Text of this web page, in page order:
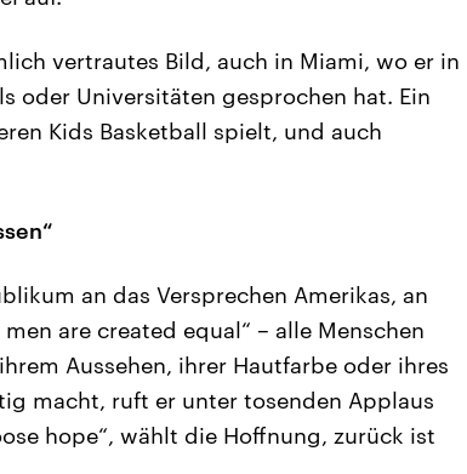
vertrautes Bild, auch in Miami, wo er in
oder Universitäten gesprochen hat. Ein
Kids Basketball spielt, und auch
an das Versprechen Amerikas, an
are created equal“ – alle Menschen
Aussehen, ihrer Hautfarbe oder ihres
macht, ruft er unter tosenden Applaus
hope“, wählt die Hoffnung, zurück ist